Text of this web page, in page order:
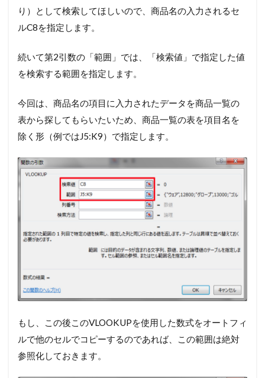
り）として検索してほしいので、商品名の入力されるセ
ルC8を指定します。
続いて第2引数の「範囲」では、「検索値」で指定した値
を検索する範囲を指定します。
今回は、商品名の項目に入力されたデータを商品一覧の
表から探してもらいたいため、商品一覧の表を項目名を
除く形（例ではJ5:K9）で指定します。
もし、この後このVLOOKUPを使用した数式をオートフィ
ルで他のセルでコピーするのであれば、この範囲は絶対
参照化しておきます。